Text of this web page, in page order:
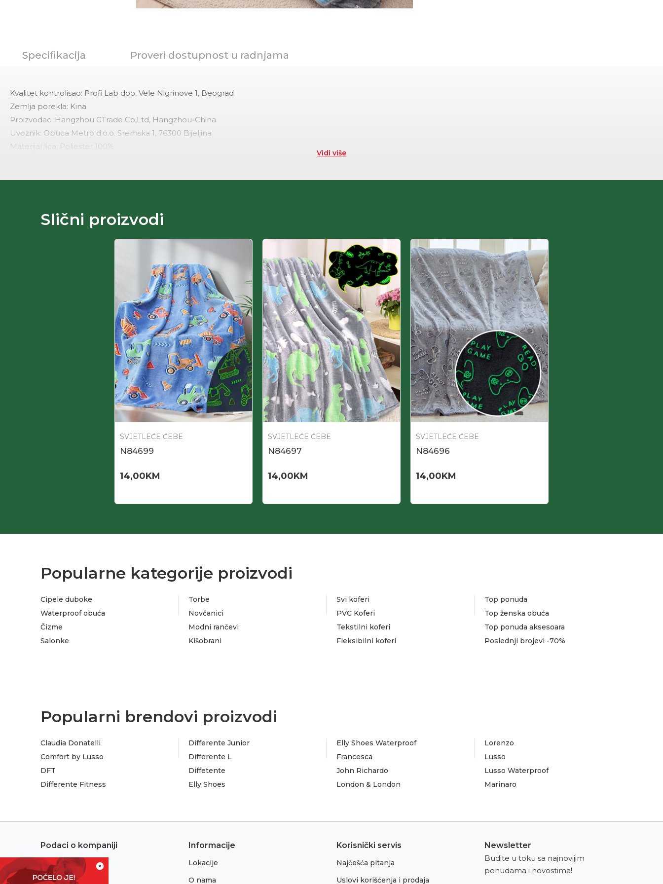
×
Specifikacija Proveri dostupnost u radnjama
Kvalitet kontrolisao: Profi Lab doo, Vele Nigrinove 1, Beograd
Zemlja porekla: Kina
Proizvodac: Hangzhou GTrade Co,Ltd, Hangzhou-China
Uvoznik: Obuca Metro d.o.o. Sremska 1, 76300 Bijeljina
Materijal lica: Poliester 100%
Godina JCI: Jci-361/26.02.2026..
Vidi više
Slični proizvodi
SVJETLEĆE ĆEBE
N84699
14,00KM
SVJETLEĆE ĆEBE
N84697
14,00KM
SVJETLEĆE ĆEBE
N84696
14,00KM
Popularne kategorije proizvodi
Cipele duboke
Waterproof obuća
Čizme
Salonke
Torbe
Novčanici
Modni rančevi
Kišobrani
Svi koferi
PVC Koferi
Tekstilni koferi
Fleksibilni koferi
Top ponuda
Top ženska obuća
Top ponuda aksesoara
Poslednji brojevi -70%
Popularni brendovi proizvodi
Claudia Donatelli
Comfort by Lusso
DFT
Differente Fitness
Differente Junior
Differente L
Diffetente
Elly Shoes
Elly Shoes Waterproof
Francesca
John Richardo
London & London
Lorenzo
Lusso
Lusso Waterproof
Marinaro
Podaci o kompaniji
Adresa:
Sremska 1
Informacije
Lokacije
O nama
Korisnički servis
Najčešća pitanja
Uslovi korišćenja i prodaja
Newsletter
Budite u toku sa najnovijim
ponudama i novostima!